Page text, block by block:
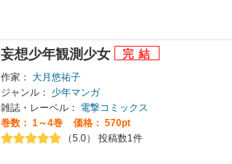
妄想少年観測少女
作家： 大月悠祐子
ジャンル：
少年マンガ
雑誌・レーベル：
電撃コミックス
巻数： 1～4巻
価格： 570pt
（5.0） 投稿数1件